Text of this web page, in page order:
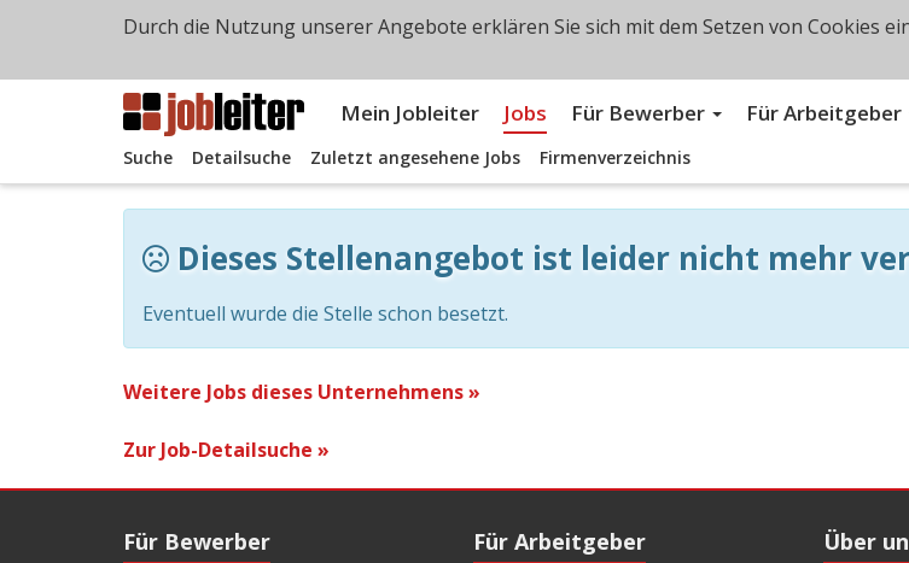
Mein Jobleiter Jobs Für Bewerber Für Arbeitgeber
Suche Detailsuche Zuletzt angesehene Jobs Firmenverzeichnis
Dieses Stellenangebot ist leider nicht mehr
Eventuell wurde die Stelle schon besetzt.
Weitere Jobs dieses Unternehmens »
Zur Job-Detailsuche »
Für Bewerber Für Arbeitgeber Über
Durch die Nutzung unserer Angebote erklären Sie sich mit dem Setzen von Cookies